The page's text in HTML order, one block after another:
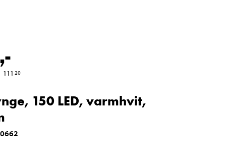
,-
111 20
150 LED, varmhvit,